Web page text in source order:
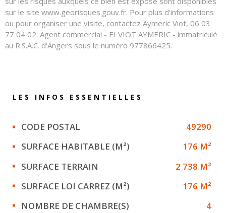
sur le site www.georisques.gouv.fr. Pour plus d'informations
ou pour organiser une visite, contactez Aymeric Viot, 06 03
77 04 02. Agent commercial - EI VIOT AYMERIC - immatriculé
au R.S.A.C. d'Angers sous le numéro 977866425.
LES INFOS ESSENTIELLES
Caractérisque Valeurs
CODE POSTAL
49290
SURFACE HABITABLE (M²)
176 M²
SURFACE TERRAIN
2 738 M²
SURFACE LOI CARREZ (M²)
176 M²
NOMBRE DE CHAMBRE(S)
4